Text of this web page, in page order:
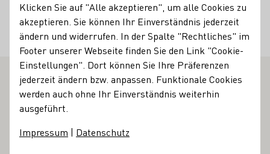
Weinhaus Dönnhoff GmbH
Oberhausen an der Nahe Nahe Deutschland
Klicken Sie auf "Alle akzeptieren", um alle Cookies zu
akzeptieren. Sie können Ihr Einverständnis jederzeit
ändern und widerrufen. In der Spalte "Rechtliches" im
Footer unserer Webseite finden Sie den Link "Cookie-
Einstellungen". Dort können Sie Ihre Präferenzen
jederzeit ändern bzw. anpassen. Funktionale Cookies
werden auch ohne Ihr Einverständnis weiterhin
ausgeführt.
Impressum | Datenschutz